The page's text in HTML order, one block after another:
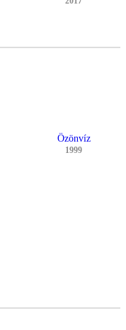
Özönvíz
1999